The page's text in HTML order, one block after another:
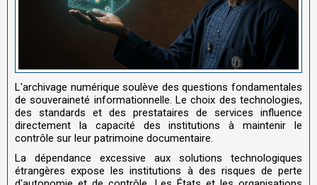
L'archivage numérique soulève des questions fondamentales
de souveraineté informationnelle. Le choix des technologies,
des standards et des prestataires de services influence
directement la capacité des institutions à maintenir le
contrôle sur leur patrimoine documentaire.
La dépendance excessive aux solutions technologiques
étrangères expose les institutions à des risques de perte